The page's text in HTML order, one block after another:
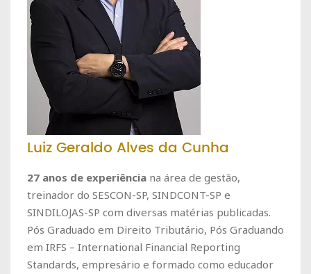
Luiz Geraldo Alves da Cunha
27 anos de experiência na área de gestão,
treinador do SESCON-SP, SINDCONT-SP e
SINDILOJAS-SP com diversas matérias publicadas.
Pós Graduado em Direito Tributário, Pós Graduando
em IRFS – International Financial Reporting
Standards, empresário e formado como educador